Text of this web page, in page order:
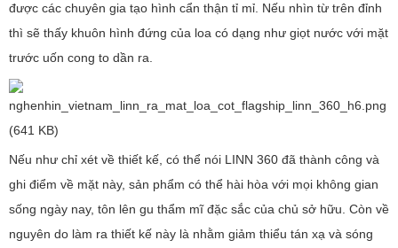
được các chuyên gia tạo hình cẩn thận tỉ mỉ. Nếu nhìn từ trên đỉnh
thì sẽ thấy khuôn hình đứng của loa có dạng như giọt nước với mặt
trước uốn cong to dần ra.
Nếu như chỉ xét về thiết kế, có thể nói LINN 360 đã thành công và
ghi điểm về mặt này, sản phẩm có thể hài hòa với mọi không gian
sống ngày nay, tôn lên gu thẩm mĩ đặc sắc của chủ sở hữu. Còn về
nguyên do làm ra thiết kế này là nhằm giảm thiểu tán xạ và sóng